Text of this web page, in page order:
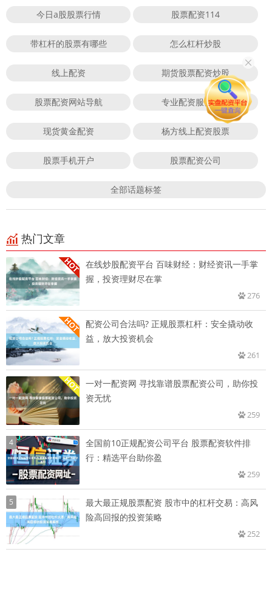
今日a股股票行情 股票配资114
带杠杆的股票有哪些 怎么杠杆炒股
线上配资 期货股票配资炒股
股票配资网站导航 专业配资服务平台
现货黄金配资 杨方线上配资股票
股票手机开户 股票配资公司
全部话题标签
热门文章
在线炒股配资平台 百味财经：财经资讯一手掌
握，投资理财尽在掌
276
配资公司合法吗? 正规股票杠杆：安全撬动收
益，放大投资机会
261
一对一配资网 寻找靠谱股票配资公司，助你投
资无忧
259
4
全国前10正规配资公司平台 股票配资软件排
行：精选平台助你盈
259
5
最大最正规股票配资 股市中的杠杆交易：高风
险高回报的投资策略
252